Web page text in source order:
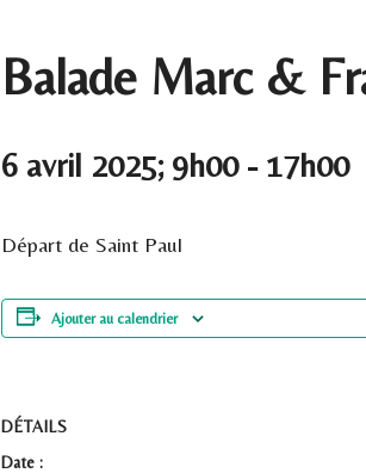
Balade Marc &
6 avril 2025; 9h00- 17h00
Départ de Saint Paul
Ajouter au calendrier
DÉTAILS
Date :